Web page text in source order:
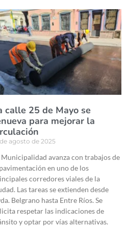
calle 25 de Mayo se
para mejorar la
de agosto de 2025
Municipalidad avanza con trabajos de
en uno de los
corredores viales de la
Las tareas se extienden desde
Belgrano hasta Entre Ríos. Se
respetar las indicaciones de
y optar por vías alternativas.